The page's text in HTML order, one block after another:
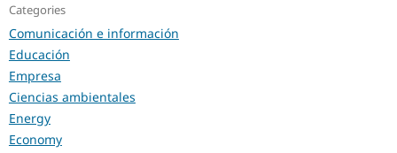
Categories
Comunicación e información
Educación
Empresa
Ciencias ambientales
Energy
Economy